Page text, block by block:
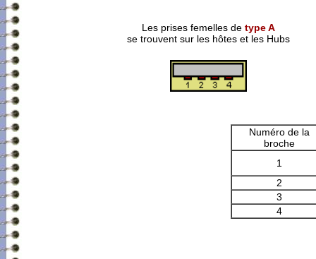
Les prises femelles detype A
se trouvent sur les hôtes et les Hubs
Numéro de la
broche
1
2
3
4